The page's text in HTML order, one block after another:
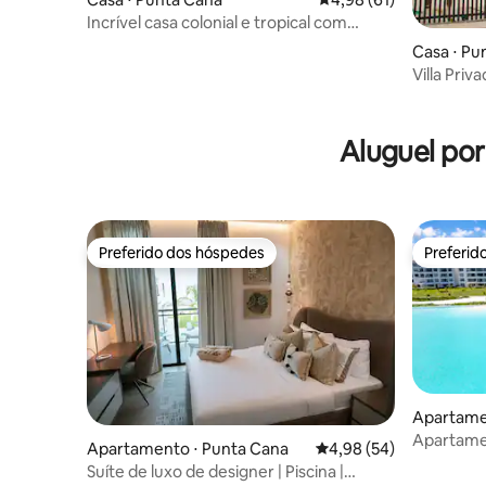
Incrível casa colonial e tropical com
Casa ⋅
Villa
Aluguel
Preferido dos hóspedes
Preferido dos hóspedes
Apartamento ⋅ Punta Cana 4,98 de uma avaliação
4,98 (54)
Suíte de luxo de designer | Piscina |